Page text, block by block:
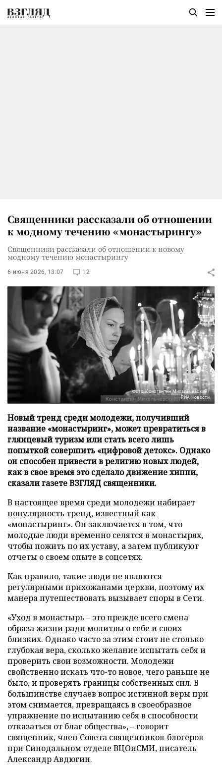
Священники рассказали об отношении
к модному течению «монастырингу»
Священники рассказали об отношении к новому
модному течению монастырингу
6 июня 2026, 13:07 12
Фото: Константин Михальчевский/
РИА Новости
Новый тренд среди молодежи, получивший
название «монастыринг», может превратиться в
глянцевый туризм или стать всего лишь
попыткой совершить «цифровой детокс». Однако
он способен привести в религию новых людей,
как в свое время это сделало движение хиппи,
сказали газете ВЗГЛЯД священники.
В настоящее время среди молодежи набирает
популярность тренд, известный как
«монастыринг». Он заключается в том, что
молодые люди временно селятся в монастырях,
чтобы пожить по их уставу, а затем публикуют
отчеты о своем опыте в соцсетях.
Как правило, такие люди не являются
регулярными прихожанами церкви, поэтому их
манера путешествовать вызывает споры в Сети.
«Уход в монастырь – это прежде всего смена
образа жизни ради молитвы о себе и своих
близких. Однако часто за этим стоит не столько
глубокая вера, сколько желание испытать себя и
проверить свои возможности. Молодежи
свойственно искать что-то новое, чего раньше не
было, и проверять границы собственных сил. В
большинстве случаев вопрос истинной веры при
этом снимается, превращаясь в своеобразное
упражнение по испытанию себя в способности
отказаться от благ общества», – говорит
священник, член Совета священников-блогеров
при Синодальном отделе ВЦОиСМИ, писатель
Александр Авдюгин.